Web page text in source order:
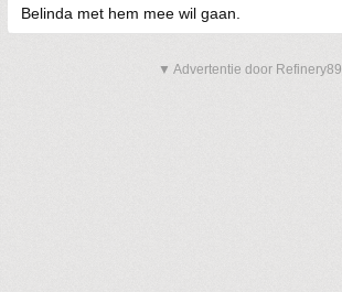
Belinda met hem mee wil gaan.
▼ Advertentie door Refinery89